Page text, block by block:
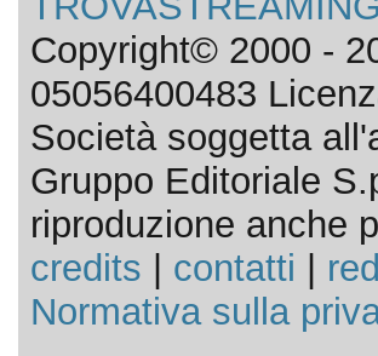
Copyright© 2000 -
05056400483
Società soggetta
Gruppo Editoriale
riproduzione anche
credits
contatti
Normativa sulla